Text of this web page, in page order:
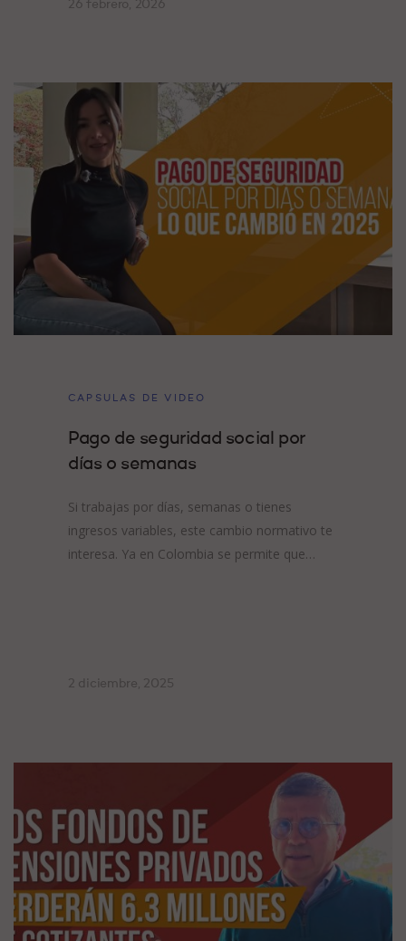
26 febrero, 2026
CAPSULAS DE VIDEO
Pago de seguridad social por
días o semanas
Si trabajas por días, semanas o tienes
ingresos variables, este cambio normativo te
interesa. Ya en Colombia se permite que…
2 diciembre, 2025